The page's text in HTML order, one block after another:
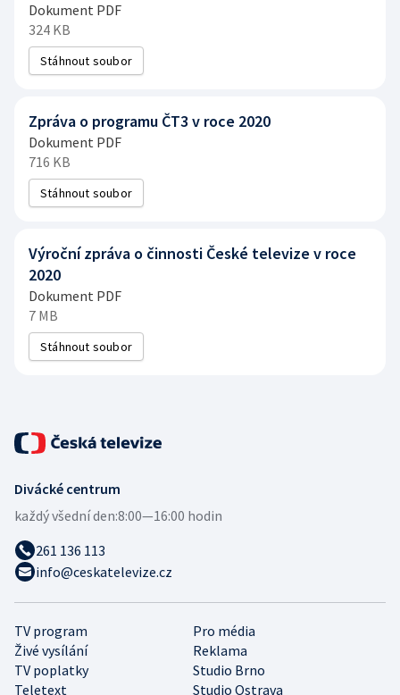
Dokument PDF
324 KB
Stáhnout soubor
Zpráva o programu ČT3 v roce 2020
Dokument PDF
716 KB
Stáhnout soubor
Výroční zpráva o činnosti České televize v roce
2020
Dokument PDF
7 MB
Stáhnout soubor
Divácké centrum
každý všední den:8:00—16:00 hodin
261 136 113
info@ceskatelevize.cz
TV program
Pro média
Živé vysílání
Reklama
TV poplatky
Studio Brno
Teletext
Studio Ostrava